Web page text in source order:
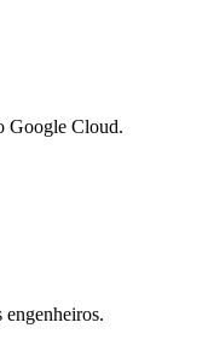
Google Cloud.
engenheiros.